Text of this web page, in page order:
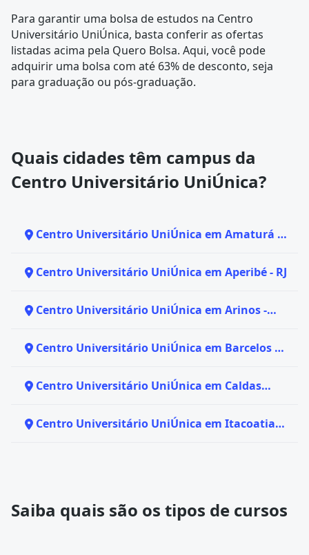
Para garantir uma bolsa de estudos na Centro
Universitário UniÚnica, basta conferir as ofertas
listadas acima pela Quero Bolsa. Aqui, você pode
adquirir uma bolsa com até 63% de desconto, seja
para graduação ou pós-graduação.
Quais cidades têm campus da
Centro Universitário UniÚnica?
Centro Universitário UniÚnica em Amaturá -
Centro Universitário UniÚnica em Aperibé - RJ
Centro Universitário UniÚnica em Arinos -
Centro Universitário UniÚnica em Barcelos -
Centro Universitário UniÚnica em Caldas
Centro Universitário UniÚnica em Itacoatiara
Saiba quais são os tipos de cursos